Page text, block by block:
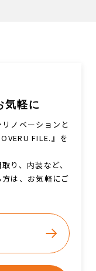
気軽に
ノベーションと
FILE.』を
り、内装など、
は、お気軽にご